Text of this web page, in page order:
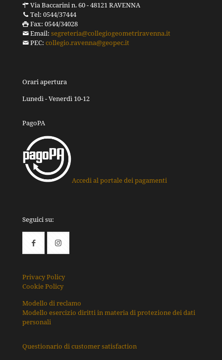
Via Baccarini n. 60 - 48121 RAVENNA
Tel: 0544/37444
Fax: 0544/34028
Email: segreteria@collegiogeometriravenna.it
PEC: collegio.ravenna@geopec.it
Orari apertura
Lunedì - Venerdì 10-12
PagoPA
Accedi al portale dei pagamenti
Seguici su:
Privacy Policy
Cookie Policy
Modello di reclamo
Modello esercizio diritti in materia di protezione dei dati
personali
Questionario di customer satisfaction